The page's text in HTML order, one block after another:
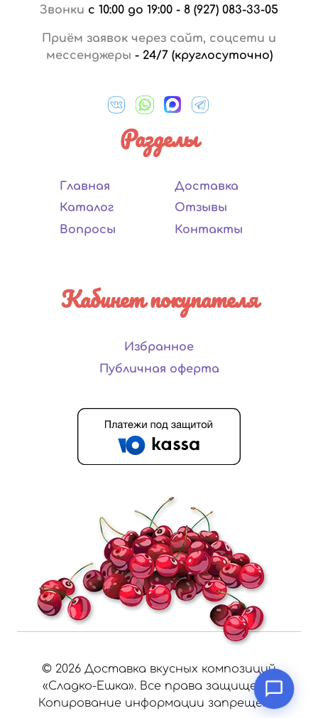
Звонки с 10:00 до 19:00 - 8 (927) 083-33-05
Приём заявок через сайт, соцсети и
мессенджеры - 24/7 (круглосуточно)
Разделы
Главная
Каталог
Вопросы
Доставка
Отзывы
Контакты
Кабинет покупателя
Избранное
Публичная оферта
© 2026 Доставка вкусных композиций
«Сладко-Ешка». Все права защищены.
Копирование информации запрещено.